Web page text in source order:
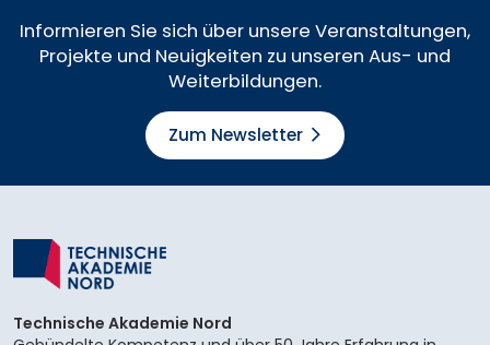
Informieren Sie sich über unsere Veranstaltungen,
Projekte und Neuigkeiten zu unseren Aus- und
Weiterbildungen.
Zum Newsletter
Technische Akademie Nord